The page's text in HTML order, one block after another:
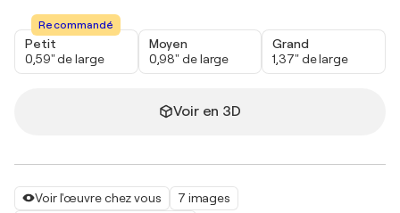
Voir l'œuvre chez vous
7 images
Recommandé
Petit
0,59" de large
Moyen
0,98" de large
Grand
1,37" de large
Voir en 3D